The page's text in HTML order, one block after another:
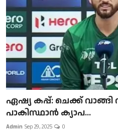
ഏഷ്യ കപ്പ്: ചെക്ക് വാങ്ങി
പാകിസ്ഥാൻ ക്യാപ...
Admin Sep 29, 2025 0